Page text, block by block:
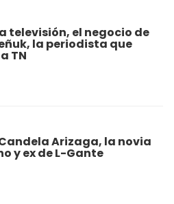
televisión, el negocio de
la periodista que
TN
Arizaga, la novia
y ex de L-Gante